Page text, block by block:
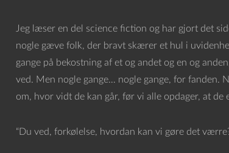
Jeg læser en del science fiction og har gjort det
nogle gæve folk, der bravt skærer et hul i
gange på bekostning af et og andet og en og
ved. Men nogle gange… nogle gange, for fanden.
om, hvor vidt de kan går, før vi alle opdager, at de
“Du ved, forkølelse, hvordan kan vi gøre det